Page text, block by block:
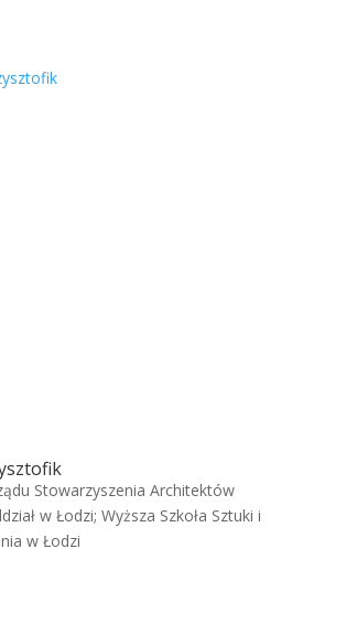
Stowarzyszenia Architektów
w Łodzi; Wyższa Szkoła Sztuki i
w Łodzi